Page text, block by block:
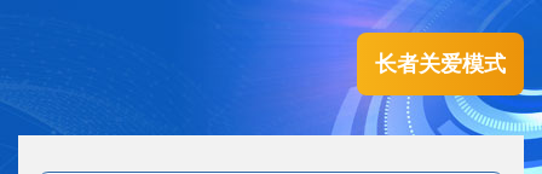
长者关爱模式